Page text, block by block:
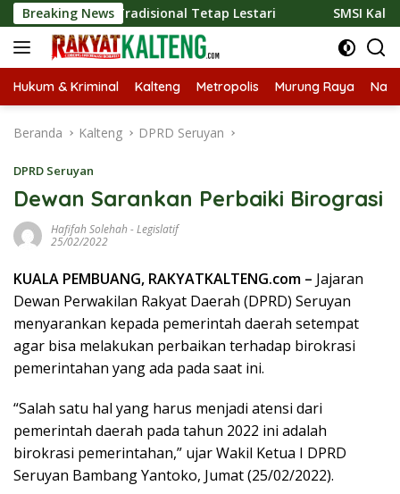
Langsung
ke
konten
Breaking News
Tradisional Tetap Lestari SMSI Kalteng dan
Hukum & Kriminal Kalteng Metropolis Murung Raya
Beranda Kalteng DPRD Seruyan
DPRD Seruyan
Dewan Sarankan Perbaiki Birograsi
Hafifah Solehah -Legislatif
25/02/2022
KUALA PEMBUANG, RAKYATKALTENG.com – Jajaran
Dewan Perwakilan Rakyat Daerah (DPRD) Seruyan
menyarankan kepada pemerintah daerah setempat
agar bisa melakukan perbaikan terhadap birokrasi
pemerintahan yang ada pada saat ini.
“Salah satu hal yang harus menjadi atensi dari
pemerintah daerah pada tahun 2022 ini adalah
birokrasi pemerintahan,” ujar Wakil Ketua I DPRD
Seruyan Bambang Yantoko, Jumat (25/02/2022).